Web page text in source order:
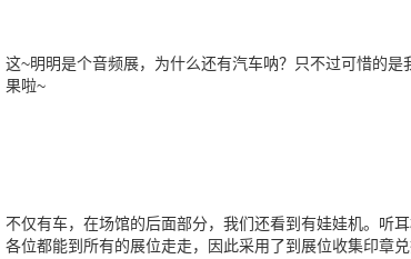
这~明明是个音频展，为什么还有汽车呐？只不过可惜的
果啦~
不仅有车，在场馆的后面部分，我们还看到有娃娃机。听
各位都能到所有的展位走走，因此采用了到展位收集印章